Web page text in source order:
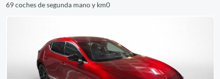
69 coches de segunda mano y km0